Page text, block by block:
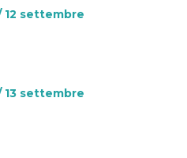
12 settembre
13 settembre